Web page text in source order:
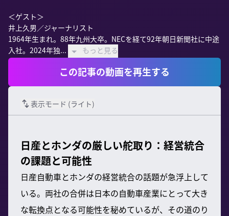
＜ゲスト＞
井上久男／ジャーナリスト
1964年生まれ。88年九州大卒。NECを経て92年朝日新聞社に中途
入社。2024年独...
もっと見る
この記事の動画を再生する
表示モード (ライト)
日産とホンダの厳しい舵取り：経営統合
の課題と可能性
日産自動車とホンダの経営統合の話題が急浮上して
いる。両社の合併は日本の自動車産業にとって大き
な転換点となる可能性を秘めているが、その道のり